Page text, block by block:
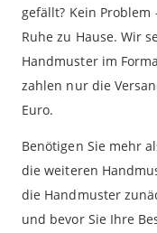
gefällt? Kein
Ruhe zu Hause. Wir
Handmuster im
zahlen nur die
Euro.
Benötigen Sie mehr
die weiteren
die Handmuster
und bevor Sie Ihre